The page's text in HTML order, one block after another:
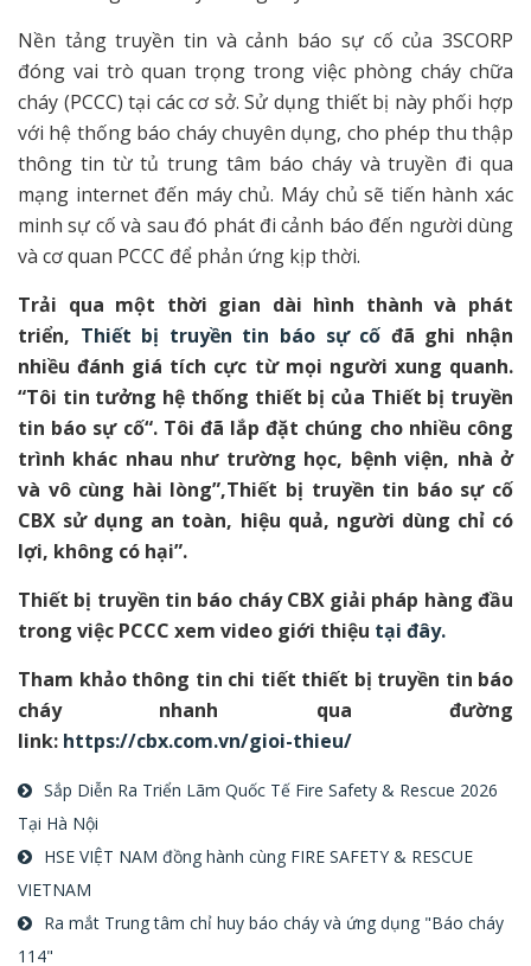
Nền tảng truyền tin và cảnh báo sự cố của 3SCORP
đóng vai trò quan trọng trong việc phòng cháy chữa
cháy (PCCC) tại các cơ sở. Sử dụng thiết bị này phối hợp
với hệ thống báo cháy chuyên dụng, cho phép thu thập
thông tin từ tủ trung tâm báo cháy và truyền đi qua
mạng internet đến máy chủ. Máy chủ sẽ tiến hành xác
minh sự cố và sau đó phát đi cảnh báo đến người dùng
và cơ quan PCCC để phản ứng kịp thời.
Trải qua một thời gian dài hình thành và phát
triển,
Thiết bị truyền tin báo sự cố đã ghi nhận
nhiều đánh giá tích cực từ mọi người xung quanh.
“Tôi tin tưởng hệ thống thiết bị của Thiết bị truyền
tin báo sự cố“. Tôi đã lắp đặt chúng cho nhiều công
trình khác nhau như trường học, bệnh viện, nhà ở
và vô cùng hài lòng”,Thiết bị truyền tin báo sự cố
CBX sử dụng an toàn, hiệu quả, người dùng chỉ có
lợi, không có hại”.
Thiết bị truyền tin báo cháy CBX giải pháp hàng đầu
trong việc PCCC xem video giới thiệu tại đây.
Tham khảo thông tin chi tiết thiết bị truyền tin báo
cháy nhanh qua đường
link: https://cbx.com.vn/gioi-thieu/
Sắp Diễn Ra Triển Lãm Quốc Tế Fire Safety & Rescue 2026
Tại Hà Nội
HSE VIỆT NAM đồng hành cùng FIRE SAFETY & RESCUE
VIETNAM
Ra mắt Trung tâm chỉ huy báo cháy và ứng dụng "Báo cháy
114"